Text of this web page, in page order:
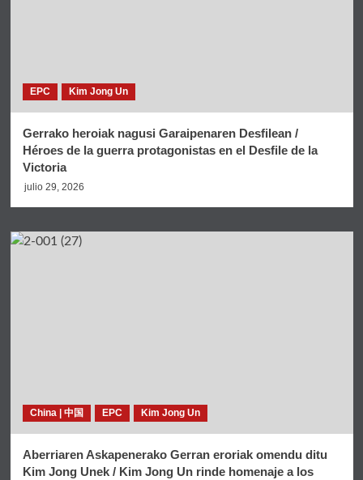
EPC Kim Jong Un
Gerrako heroiak nagusi Garaipenaren Desfilean /
Héroes de la guerra protagonistas en el Desfile de la
Victoria
julio 29, 2026
China | 中国 EPC Kim Jong Un
Aberriaren Askapenerako Gerran eroriak omendu ditu
Kim Jong Unek / Kim Jong Un rinde homenaje a los